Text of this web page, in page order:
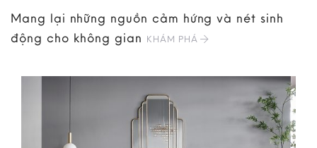
Mang lại những nguồn cảm hứng và nét sinh
động cho không gian KHÁM PHÁ